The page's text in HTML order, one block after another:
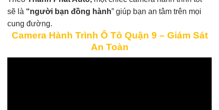
sẽ là “người bạn đồng hành” giúp bạn an tâm trên mọi
cung đường.
Camera Hành Trình Ô Tô Quận 9 – Giám Sát
An Toàn